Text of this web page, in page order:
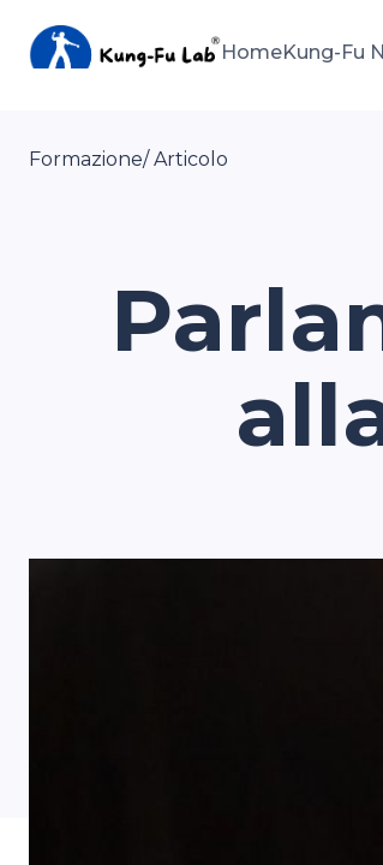
HomeKung-Fu
Formazione/ Articolo